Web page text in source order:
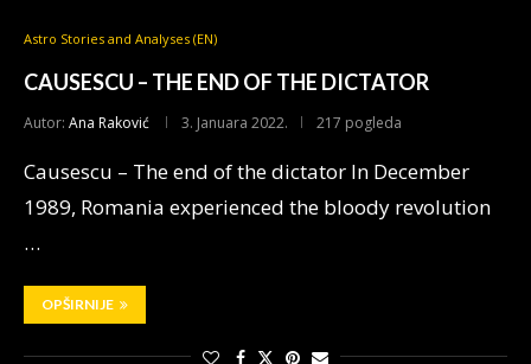
Astro Stories and Analyses (EN)
CAUSESCU – THE END OF THE DICTATOR
Autor: Ana Raković 3. Januara 2022. 217 pogleda
Causescu – The end of the dictator In December
1989, Romania experienced the bloody revolution
…
OPŠIRNIJE